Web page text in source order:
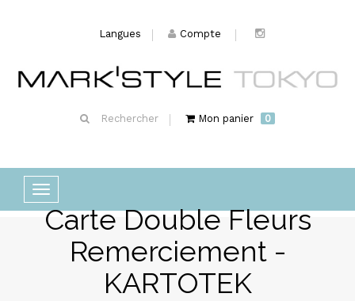
Langues Compte
Rechercher Mon panier 0
Basculer
la
navigation
Carte Double Fleurs
Remerciement -
KARTOTEK